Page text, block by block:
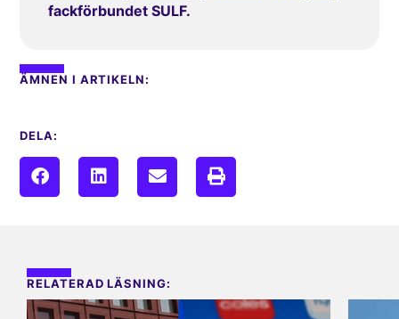
fackförbundet SULF.
ÄMNEN I ARTIKELN:
DELA:
RELATERAD LÄSNING: